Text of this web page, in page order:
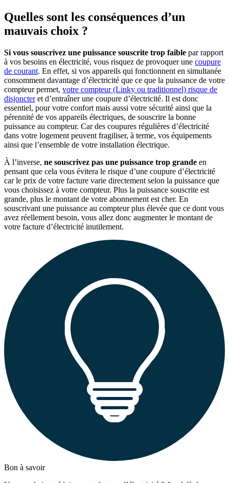
Quelles sont les conséquences d’un
mauvais choix ?
Si vous souscrivez une puissance souscrite trop faible par rapport
à vos besoins en électricité, vous risquez de provoquer une coupure
de courant. En effet, si vos appareils qui fonctionnent en simultanée
consomment davantage d’électricité que ce que la puissance de votre
compteur permet, votre compteur (Linky ou traditionnel) risque de
disjoncteret d’entraîner une coupure d’électricité. Il est donc
essentiel, pour votre confort mais aussi votre sécurité ainsi que la
pérennité de vos appareils électriques, de souscrire la bonne
puissance au compteur. Car des coupures régulières d’électricité
dans votre logement peuvent fragiliser, à terme, vos équipements
ainsi que l’ensemble de votre installation électrique.
À l’inverse, ne souscrivez pas une puissance trop grande en
pensant que cela vous évitera le risque d’une coupure d’électricité
car le prix de votre facture varie directement selon la puissance que
vous choisissez à votre compteur. Plus la puissance souscrite est
grande, plus le montant de votre abonnement est cher. En
souscrivant une puissance au compteur plus élevée que ce dont vous
avez réellement besoin, vous allez donc augmenter le montant de
votre facture d’électricité inutilement.
Bon à savoir